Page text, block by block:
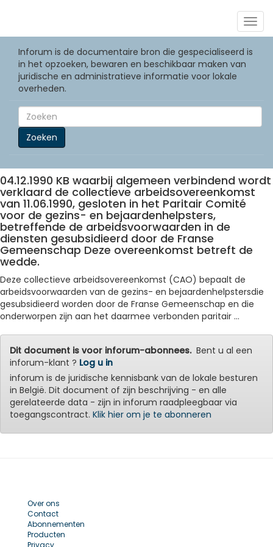
Inforum is de documentaire bron die gespecialiseerd is
in het opzoeken, bewaren en beschikbaar maken van
juridische en administratieve informatie voor lokale
overheden.
Zoeken
04.12.1990 KB waarbij algemeen verbindend wordt
verklaard de collectieve arbeidsovereenkomst
van 11.06.1990, gesloten in het Paritair Comité
voor de gezins- en bejaardenhelpsters,
betreffende de arbeidsvoorwaarden in de
diensten gesubsidieerd door de Franse
Gemeenschap Deze overeenkomst betreft de
wedde.
Deze collectieve arbeidsovereenkomst (CAO) bepaalt de
arbeidsvoorwaarden van de gezins- en bejaardenhelpstersdie
gesubsidieerd worden door de Franse Gemeenschap en die
onderworpen zijn aan het daarmee verbonden paritair ...
Dit document is voor inforum-abonnees.Bent u al een
inforum-klant ? Log u in
inforum is de juridische kennisbank van de lokale besturen
in België. Dit document of zijn beschrijving - en alle
gerelateerde data - zijn in inforum raadpleegbaar via
toegangscontract. Klik hier om je te abonneren
Over ons
Contact
Abonnementen
Producten
Privacy